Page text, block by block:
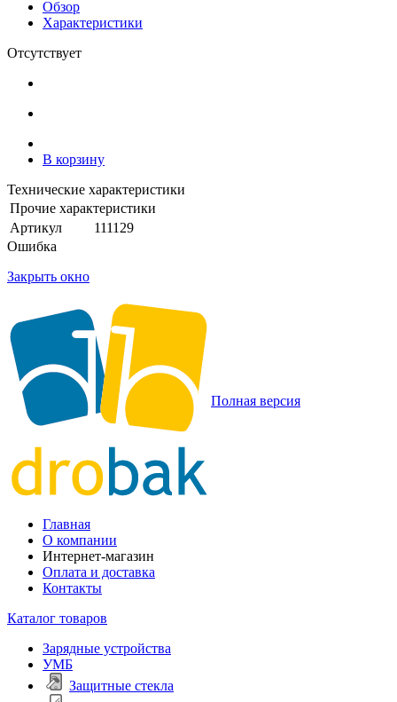
Обзор
Характеристики
Отсутствует
В корзину
Технические характеристики
Прочие характеристики
Артикул
111129
Ошибка
Закрыть окно
Полная версия
Главная
О компании
Интернет-магазин
Оплата и доставка
Контакты
Каталог товаров
Зарядные устройства
УМБ
Защитные стекла